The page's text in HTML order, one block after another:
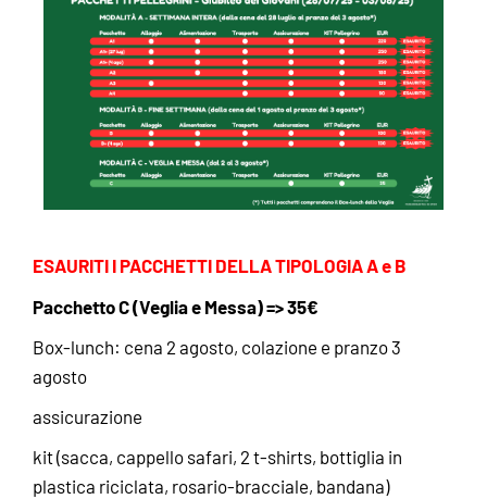
ESAURITI I PACCHETTI DELLA TIPOLOGIA A e B
Pacchetto C (Veglia e Messa) => 35€
Box-lunch: cena 2 agosto, colazione e pranzo 3
agosto
assicurazione
kit (sacca, cappello safari, 2 t-shirts, bottiglia in
plastica riciclata, rosario-bracciale, bandana)